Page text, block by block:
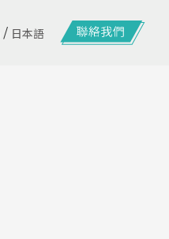
/ 日本語